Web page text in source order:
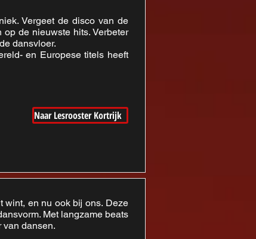
Vergeet de disco van de
de nieuwste hits. Verbeter
dansvloer.
en Europese titels heeft
Naar Lesrooster Kortrijk
en nu ook bij ons. Deze
Met langzame beats
dansen.